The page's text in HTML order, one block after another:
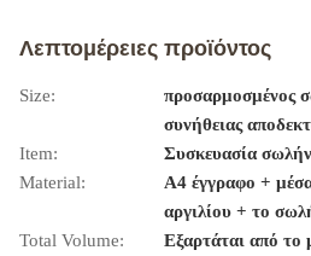
Λεπτομέρειες προϊόντος
Size:
προσαρμοσμένος
συνήθειας
Item:
Συσκευασία
Material:
A4 έγγραφο +
αργιλίου + το
Total Volume:
Εξαρτάται από το